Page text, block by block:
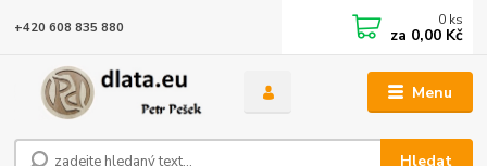
Menu
Hledat
+420 608 835 880 0 ks
za 0,00 Kč